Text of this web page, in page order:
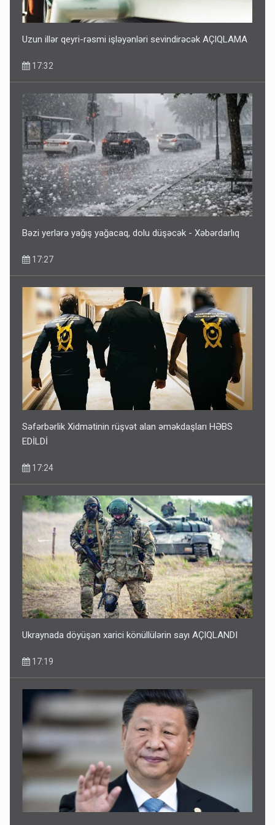
Uzun illər qeyri-rəsmi işləyənləri sevindirəcək AÇIQLAMA
17:32
Bəzi yerlərə yağış yağacaq, dolu düşəcək - Xəbərdarlıq
17:27
Səfərbərlik Xidmətinin rüşvət alan əməkdaşları HƏBS
EDİLDİ
17:24
Ukraynada döyüşən xarici könüllülərin sayı AÇIQLANDI
17:19